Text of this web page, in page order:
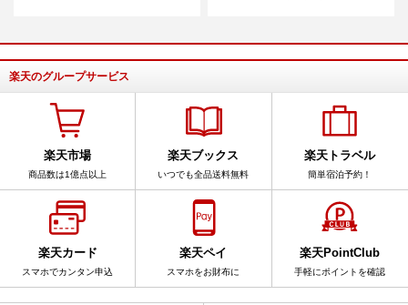
楽天のグループサービス
楽天市場
商品数は1億点以上
楽天ブックス
いつでも全品送料無料
楽天トラベル
簡単宿泊予約！
楽天カード
スマホでカンタン申込
楽天ペイ
スマホをお財布に
楽天PointClub
手軽にポイントを確認